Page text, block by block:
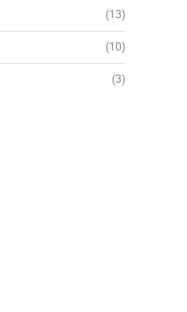
(13)
(10)
(3)